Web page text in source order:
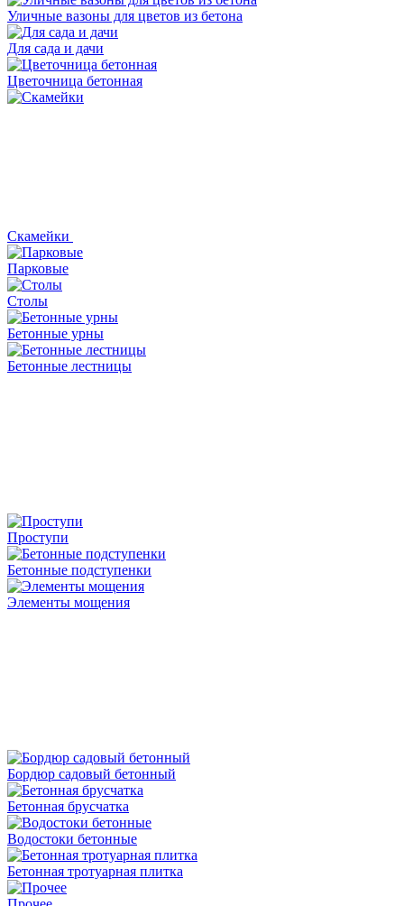
Уличные вазоны для цветов из бетона
Для сада и дачи
Цветочница бетонная
Скамейки
Парковые
Столы
Бетонные урны
Бетонные лестницы
Проступи
Бетонные подступенки
Элементы мощения
Бордюр садовый бетонный
Бетонная брусчатка
Водостоки бетонные
Бетонная тротуарная плитка